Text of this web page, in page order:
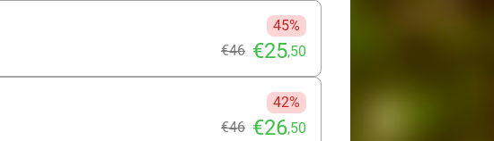
45%
€46 €25,50
42%
€46 €26,50